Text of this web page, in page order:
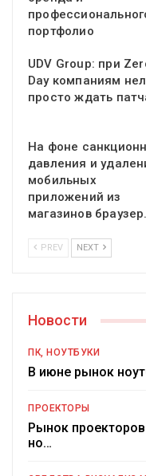
портфолио
UDV Group: при
Day компаниям
просто ждать
На фоне
давления и
мобильных
приложений из
магазинов
PREV NEXT
Новости
ПК, НОУТБУКИ
В июне рынок
ПРОЕКТОРЫ
Рынок
но…